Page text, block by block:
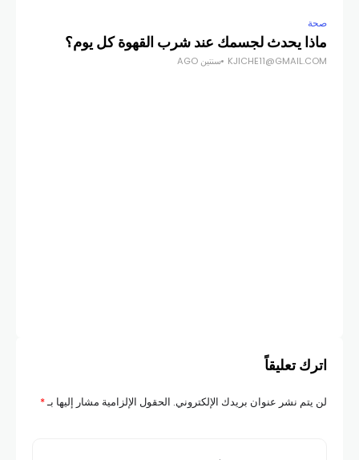
صحة
ماذا يحدث لجسمك عند شرب القهوة كل يوم؟
KJICHE11@GMAIL.COM سنتين AGO
اترك تعليقاً
لن يتم نشر عنوان بريدك الإلكتروني. الحقول الإلزامية مشار إليها بـ*